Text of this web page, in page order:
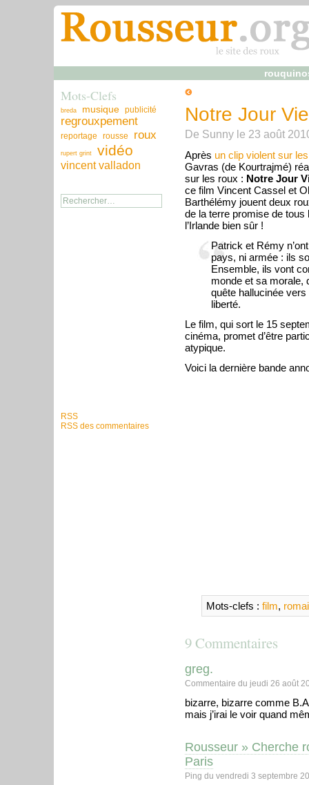
Mots-Clefs
breda musique publicité
regrouxpement
reportage rousse roux
rupert grint vidéo
vincent valladon
RSS
RSS des commentaires
Notre Jour
De Sunnyle 23 août
Après un clip violent sur
Gavras (de Kourtrajmé)
sur les roux : Notre Jour
ce film Vincent Cassel et
Barthélémy jouent deux
de la terre promise de
l’Irlande bien sûr !
Patrick et Rémy
pays, ni armée : ils
Ensemble, ils vont
monde et sa morale,
quête hallucinée vers
liberté.
Le film, qui sort le 15
cinéma, promet d’être
atypique.
Voici la dernière bande
Mots-clefs : film,
9 Commentaires
greg.
Commentaire du jeudi 26 août
bizarre, bizarre comme
mais j’irai le voir quand
Rousseur » Cherche
Paris
Ping du vendredi 3 septembre